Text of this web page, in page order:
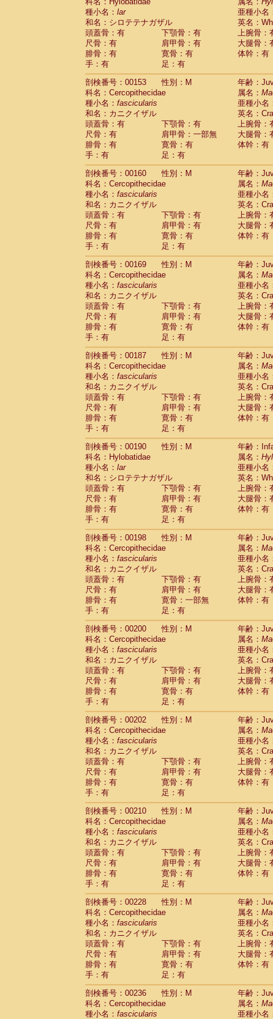
種小名： lar
亜種小名
和名：シロテテナガザル
英名：
頭蓋骨：有
下顎骨：有
上腕骨：
尺骨：有
肩甲骨：有
大腿骨：
腓骨：有
寛骨：有
体幹：有
手：有
足：有
剖検番号：00153
性別：M
年齢：
科名：Cercopithecidae
属名：
種小名： fascicularis
亜種小名
和名：カニクイザル
英名：
頭蓋骨：有
下顎骨：有
上腕骨：
尺骨：有
肩甲骨：一部無
大腿骨：
腓骨：有
寛骨：有
体幹：有
手：有
足：有
剖検番号：00160
性別：M
年齢：
科名：Cercopithecidae
属名：
種小名： fascicularis
亜種小名
和名：カニクイザル
英名：
頭蓋骨：有
下顎骨：有
上腕骨：
尺骨：有
肩甲骨：有
大腿骨：
腓骨：有
寛骨：有
体幹：有
手：有
足：有
剖検番号：00169
性別：M
年齢：
科名：Cercopithecidae
属名：
種小名： fascicularis
亜種小名
和名：カニクイザル
英名：
頭蓋骨：有
下顎骨：有
上腕骨：
尺骨：有
肩甲骨：有
大腿骨：
腓骨：有
寛骨：有
体幹：有
手：有
足：有
剖検番号：00187
性別：M
年齢：
科名：Cercopithecidae
属名：
種小名： fascicularis
亜種小名
和名：カニクイザル
英名：
頭蓋骨：有
下顎骨：有
上腕骨：
尺骨：有
肩甲骨：有
大腿骨：
腓骨：有
寛骨：有
体幹：有
手：有
足：有
剖検番号：00190
性別：M
年齢：
科名：Hylobatidae
属名：
種小名： lar
亜種小名
和名：シロテテナガザル
英名：
頭蓋骨：有
下顎骨：有
上腕骨：
尺骨：有
肩甲骨：有
大腿骨：
腓骨：有
寛骨：有
体幹：有
手：有
足：有
剖検番号：00198
性別：M
年齢：
科名：Cercopithecidae
属名：
種小名： fascicularis
亜種小名
和名：カニクイザル
英名：
頭蓋骨：有
下顎骨：有
上腕骨：
尺骨：有
肩甲骨：有
大腿骨：
腓骨：有
寛骨：一部無
体幹：有
手：有
足：有
剖検番号：00200
性別：M
年齢：
科名：Cercopithecidae
属名：
種小名： fascicularis
亜種小名
和名：カニクイザル
英名：
頭蓋骨：有
下顎骨：有
上腕骨：
尺骨：有
肩甲骨：有
大腿骨：
腓骨：有
寛骨：有
体幹：有
手：有
足：有
剖検番号：00202
性別：M
年齢：
科名：Cercopithecidae
属名：
種小名： fascicularis
亜種小名
和名：カニクイザル
英名：
頭蓋骨：有
下顎骨：有
上腕骨：
尺骨：有
肩甲骨：有
大腿骨：
腓骨：有
寛骨：有
体幹：有
手：有
足：有
剖検番号：00210
性別：M
年齢：
科名：Cercopithecidae
属名：
種小名： fascicularis
亜種小名
和名：カニクイザル
英名：
頭蓋骨：有
下顎骨：有
上腕骨：
尺骨：有
肩甲骨：有
大腿骨：
腓骨：有
寛骨：有
体幹：有
手：有
足：有
剖検番号：00228
性別：M
年齢：
科名：Cercopithecidae
属名：
種小名： fascicularis
亜種小名
和名：カニクイザル
英名：
頭蓋骨：有
下顎骨：有
上腕骨：
尺骨：有
肩甲骨：有
大腿骨：
腓骨：有
寛骨：有
体幹：有
手：有
足：有
剖検番号：00236
性別：M
年齢：
科名：Cercopithecidae
属名：
種小名： fascicularis
亜種小名